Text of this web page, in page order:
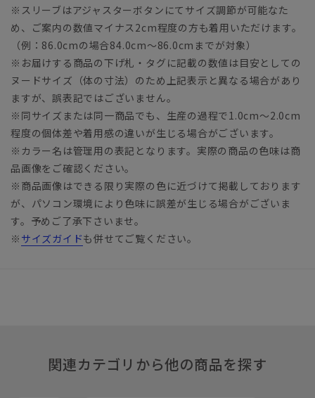
※スリーブはアジャスターボタンにてサイズ調節が可能なた
め、ご案内の数値マイナス2cm程度の方も着用いただけます。
（例：86.0cmの場合84.0cm～86.0cmまでが対象）
※お届けする商品の下げ札・タグに記載の数値は目安としての
ヌードサイズ（体の寸法）のため上記表示と異なる場合があり
ますが、誤表記ではございません。
※同サイズまたは同一商品でも、生産の過程で1.0cm～2.0cm
程度の個体差や着用感の違いが生じる場合がございます。
※カラー名は管理用の表記となります。実際の商品の色味は商
品画像をご確認ください。
※商品画像はできる限り実際の色に近づけて掲載しております
が、パソコン環境により色味に誤差が生じる場合がございま
す。予めご了承下さいませ。
※ サイズガイドも併せてご覧ください。
関連カテゴリから他の商品を探す